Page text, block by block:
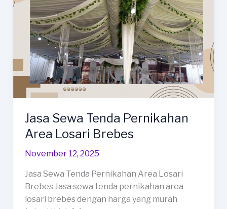
Jasa Sewa Tenda Pernikahan
Area Losari Brebes
November 12, 2025
Jasa Sewa Tenda Pernikahan Area Losari
Brebes Jasa sewa tenda pernikahan area
losari brebes dengan harga yang murah